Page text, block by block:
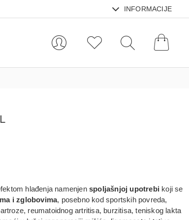
INFORMACIJE
hlađenja namenjenspoljašnjoj upotrebi koji se
i zglobovima, posebno kod sportskih povreda,
reumatoidnog artritisa, burzitisa, teniskog lakta